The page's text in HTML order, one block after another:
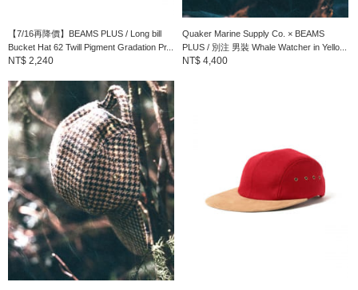
BEAMS PLUS
1999年、以“穿多久都不會膩的男裝”概念為基礎，運用培育
BEAMS的經驗提案出”美國最好的時代風格”。在追求當時原創風格
的同時，各式各樣的原創、進口、僅此一件的古著商品、雜貨等，
除了延續當時的原創風格以外，BEAMS PLUS以不僅限於不斷的
再生與懷舊，而是將真實的休閒風格延續至下個世代為目標。
到店詢問時請告知店員下方的商品編號
商品編號：38-45-0122-743
» 聯絡我們
商品詳細
【7/16再降價】BEAMS PLUS / Long bill
Bucket Hat 62 Twill Pigment Gradation Pr...
NT$ 2,240
Quaker Marine Supply Co. × BEAMS
PLUS / 別注 男裝 Whale Watcher in Yello...
NT$ 4,400